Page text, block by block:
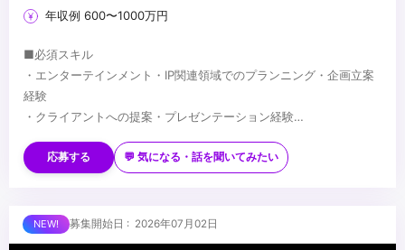
年収例 600〜1000万円
■必須スキル
・エンターテインメント・IP関連領域でのプランニング・企画立案
経験
・クライアントへの提案・プレゼンテーション経験
・広告代理店等でのエンターテインメント・IP案件のプランニング
経験
・イベント・展示会・空間演出等の企画経験
・CG・映像制作に関する基礎知識
■求める人物像
・アニメ・漫画・映画等、エンターテインメントへの深い理解を持
応募する 💬 気になる・話を聞いてみたい
募集開始日 : 2026年07月02日